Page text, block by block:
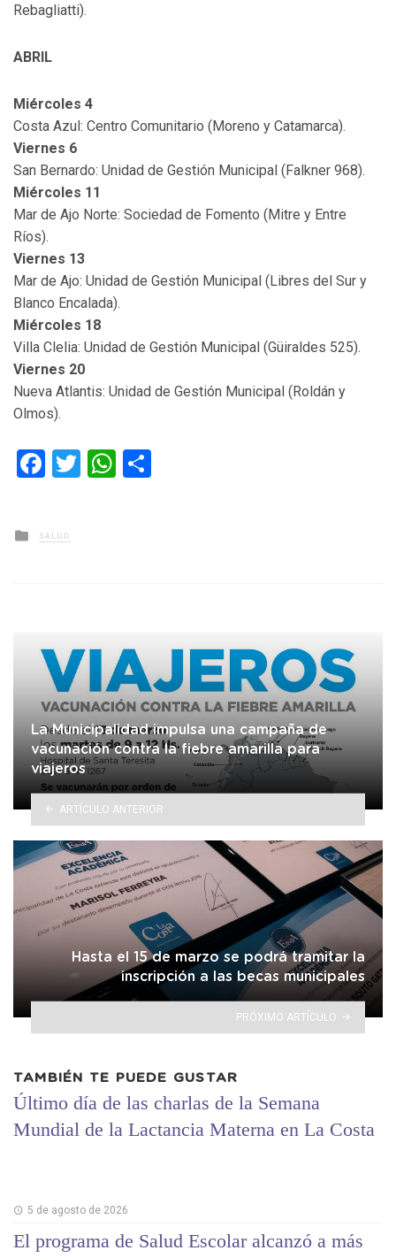
Rebagliatti).
ABRIL
Miércoles 4
Costa Azul: Centro Comunitario (Moreno y Catamarca).
Viernes 6
San Bernardo: Unidad de Gestión Municipal (Falkner 968).
Miércoles 11
Mar de Ajo Norte: Sociedad de Fomento (Mitre y Entre
Ríos).
Viernes 13
Mar de Ajo: Unidad de Gestión Municipal (Libres del Sur y
Blanco Encalada).
Miércoles 18
Villa Clelia: Unidad de Gestión Municipal (Güiraldes 525).
Viernes 20
Nueva Atlantis: Unidad de Gestión Municipal (Roldán y
Olmos).
Facebook
TwitterWhatsApp
Posted
in
SALUD
La Municipalidad impulsa una campaña de
vacunación contra la fiebre amarilla para
viajeros
ARTÍCULO ANTERIOR
Hasta el 15 de marzo se podrá tramitar la
inscripción a las becas municipales
PRÓXIMO ARTÍCULO
TAMBIÉN TE PUEDE GUSTAR
Último día de las charlas de la Semana
Mundial de la Lactancia Materna en La Costa
5 de agosto de 2026
El programa de Salud Escolar alcanzó a más